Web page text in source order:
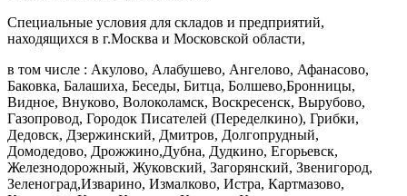
Специальные условия для складов и предприятий,
находящихся в г.Москва и Московской области,
в том числе : Акулово, Алабушево, Ангелово, Афанасово,
Баковка, Балашиха, Беседы, Битца, Болшево,Бронницы,
Видное, Внуково, Волоколамск, Воскресенск, Вырубово,
Газопровод, Городок Писателей (Переделкино), Грибки,
Дедовск, Дзержинский, Дмитров, Долгопрудный,
Домодедово, Дрожжино,Дубна, Дудкино, Егорьевск,
Железнодорожный, Жуковский, Загорянский, Звенигород,
Зеленоград,Изварино, Измалково, Истра, Картмазово,